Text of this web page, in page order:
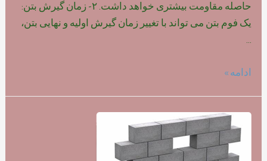
حاصله مقاومت بیشتری خواهد داشت. ۲- زمان گیرش بتن:
یک فوم بتن می تواند با تغییر زمان گیرش اولیه و نهایی بتن،
تاثیر
روی
مقاومت
ادامه »